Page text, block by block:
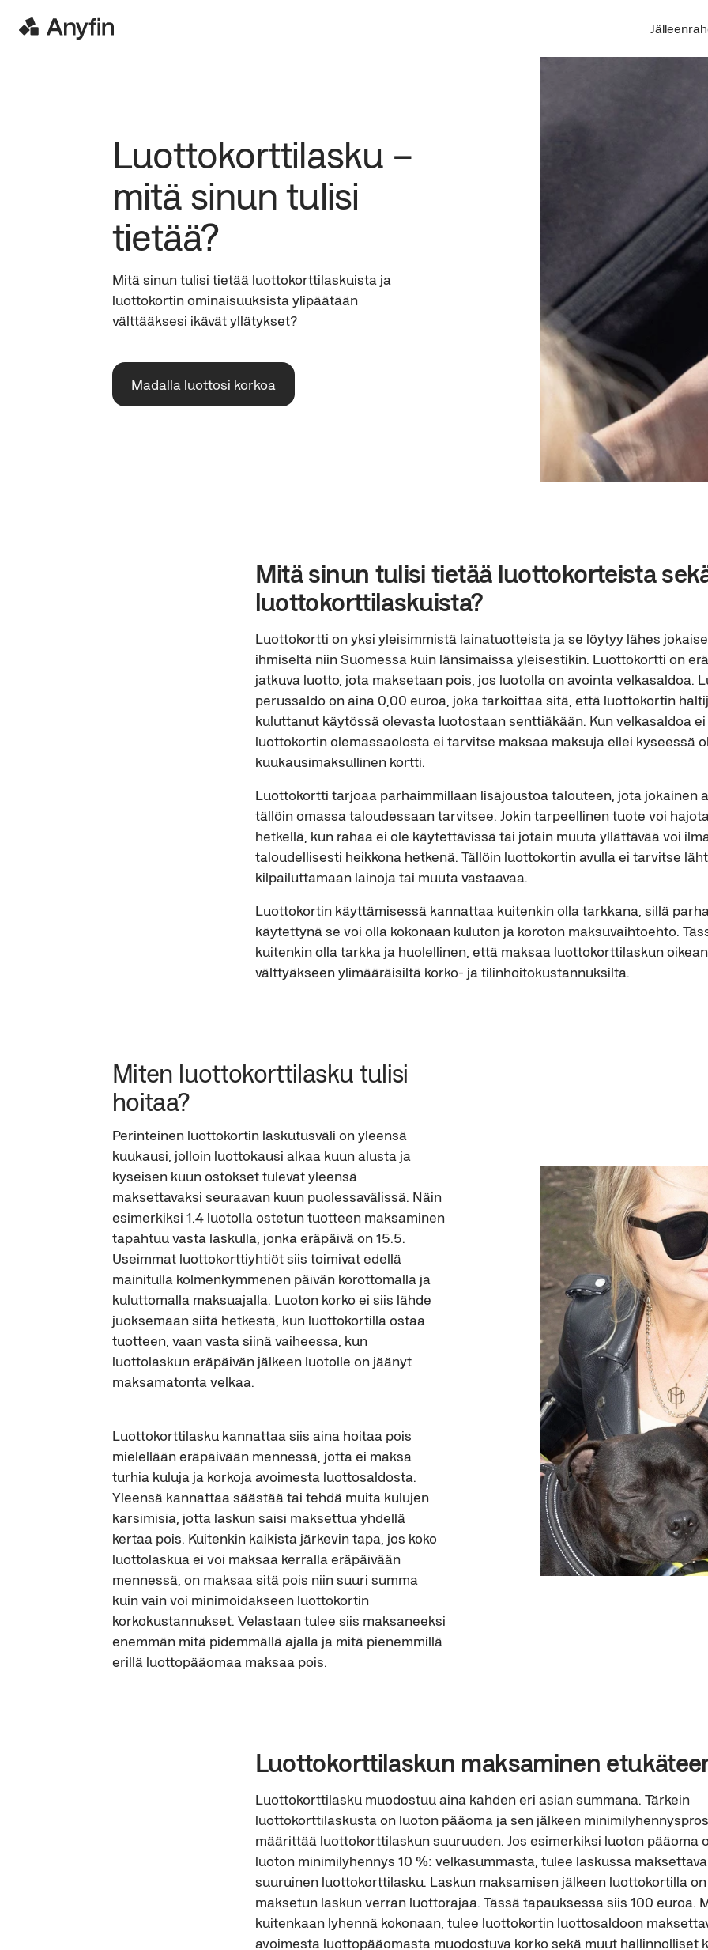
Luottokorttilasku –
mitä sinun tulisi
tietää?
Mitä sinun tulisi tietää luottokorttilaskuista ja
luottokortin ominaisuuksista ylipäätään
välttääksesi ikävät yllätykset?
Madalla luottosi korkoa
Mitä sinun tulisi tietää luottokorteista
luottokorttilaskuista?
Luottokortti on yksi yleisimmistä lainatuotteista ja se löytyy lähes
ihmiseltä niin Suomessa kuin länsimaissa yleisestikin. Luottokortti on
jatkuva luotto, jota maksetaan pois, jos luotolla on avointa velkasaldoa.
perussaldo on aina 0,00 euroa, joka tarkoittaa sitä, että luottokortin
kuluttanut käytössä olevasta luotostaan senttiäkään. Kun velkasaldoa
luottokortin olemassaolosta ei tarvitse maksaa maksuja ellei kyseessä
kuukausimaksullinen kortti.
Luottokortti tarjoaa parhaimmillaan lisäjoustoa talouteen, jota jokainen
tällöin omassa taloudessaan tarvitsee. Jokin tarpeellinen tuote voi
hetkellä, kun rahaa ei ole käytettävissä tai jotain muuta yllättävää voi
taloudellisesti heikkona hetkenä. Tällöin luottokortin avulla ei tarvitse
kilpailuttamaan lainoja tai muuta vastaavaa.
Luottokortin käyttämisessä kannattaa kuitenkin olla tarkkana, sillä
käytettynä se voi olla kokonaan kuluton ja koroton maksuvaihtoehto.
kuitenkin olla tarkka ja huolellinen, että maksaa luottokorttilaskun
välttyäkseen ylimääräisiltä korko- ja tilinhoitokustannuksilta.
Miten luottokorttilasku tulisi
hoitaa?
Perinteinen luottokortin laskutusväli on yleensä
kuukausi, jolloin luottokausi alkaa kuun alusta ja
kyseisen kuun ostokset tulevat yleensä
maksettavaksi seuraavan kuun puolessavälissä. Näin
esimerkiksi 1.4 luotolla ostetun tuotteen maksaminen
tapahtuu vasta laskulla, jonka eräpäivä on 15.5.
Useimmat luottokorttiyhtiöt siis toimivat edellä
mainitulla kolmenkymmenen päivän korottomalla ja
kuluttomalla maksuajalla. Luoton korko ei siis lähde
juoksemaan siitä hetkestä, kun luottokortilla ostaa
tuotteen, vaan vasta siinä vaiheessa, kun
luottolaskun eräpäivän jälkeen luotolle on jäänyt
maksamatonta velkaa.
Luottokorttilasku kannattaa siis aina hoitaa pois
mielellään eräpäivään mennessä, jotta ei maksa
turhia kuluja ja korkoja avoimesta luottosaldosta.
Yleensä kannattaa säästää tai tehdä muita kulujen
karsimisia, jotta laskun saisi maksettua yhdellä
kertaa pois. Kuitenkin kaikista järkevin tapa, jos koko
luottolaskua ei voi maksaa kerralla eräpäivään
mennessä, on maksaa sitä pois niin suuri summa
kuin vain voi minimoidakseen luottokortin
korkokustannukset. Velastaan tulee siis maksaneeksi
enemmän mitä pidemmällä ajalla ja mitä pienemmillä
erillä luottopääomaa maksaa pois.
Luottokorttilaskun maksaminen
Luottokorttilasku muodostuu aina kahden eri asian summana. Tärkein
luottokorttilaskusta on luoton pääoma ja sen jälkeen
määrittää luottokorttilaskun suuruuden. Jos esimerkiksi luoton pääoma
luoton minimilyhennys 10 %: velkasummasta, tulee laskussa
suuruinen luottokorttilasku. Laskun maksamisen jälkeen luottokortilla
maksetun laskun verran luottorajaa. Tässä tapauksessa siis 100 euroa.
kuitenkaan lyhennä kokonaan, tulee luottokortin luottosaldoon
avoimesta luottopääomasta muodostuva korko sekä muut hallinnolliset